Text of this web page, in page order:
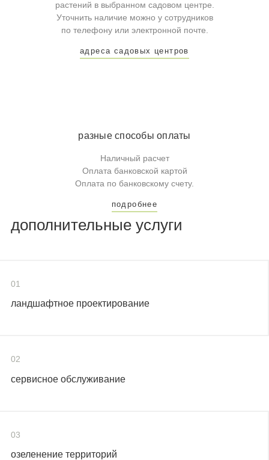
растений в выбранном садовом центре.
Уточнить наличие можно у сотрудников
по телефону или электронной почте.
адреса садовых центров
разные способы оплаты
Наличный расчет
Оплата банковской картой
Оплата по банковскому счету.
подробнее
дополнительные услуги
01
ландшафтное проектирование
02
сервисное обслуживание
03
озеленение территорий